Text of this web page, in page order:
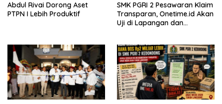
Abdul Rivai Dorong Aset
PTPN I Lebih Produktif
SMK PGRI 2 Pesawaran Klaim
Transparan, Onetime.id Akan
Uji di Lapangan dan